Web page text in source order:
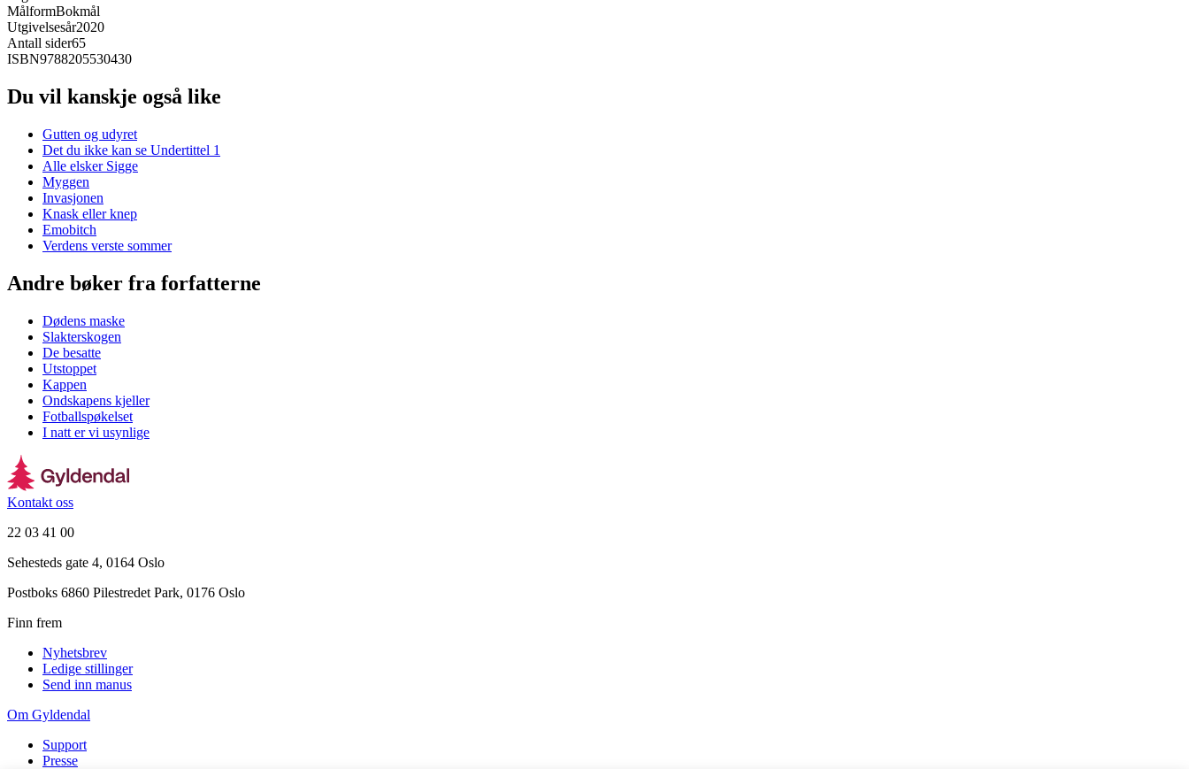
MålformBokmål
Utgivelsesår2020
Antall sider65
ISBN9788205530430
Du vil kanskje også like
Gutten og udyret
Det du ikke kan se Undertittel 1
Alle elsker Sigge
Myggen
Invasjonen
Knask eller knep
Emobitch
Verdens verste sommer
Andre bøker fra forfatterne
Dødens maske
Slakterskogen
De besatte
Utstoppet
Kappen
Ondskapens kjeller
Fotballspøkelset
I natt er vi usynlige
Kontakt oss
22 03 41 00
Sehesteds gate 4, 0164 Oslo
Postboks 6860 Pilestredet Park, 0176 Oslo
Finn frem
Nyhetsbrev
Ledige stillinger
Send inn manus
Om Gyldendal
Support
Presse